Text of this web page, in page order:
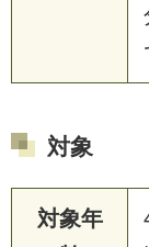
対象
対象年